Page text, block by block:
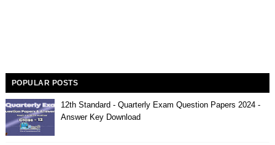
POPULAR POSTS
12th Standard - Quarterly Exam Question Papers 2024 -
Answer Key Download